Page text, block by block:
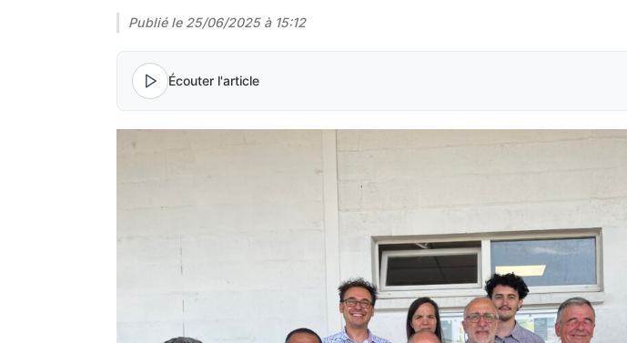
Publié le 25/06/2025 à 15:12
Écouter l'article